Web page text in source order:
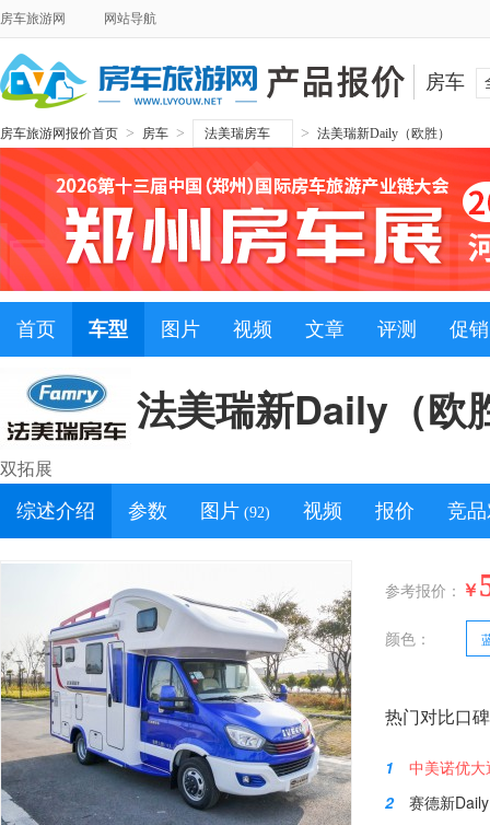
房车旅游网 网站导航
房车
房车旅游网报价首页 > 房车 > 法美瑞房车 > 法美瑞新Daily（欧胜）
首页 车型 图片 视频 文章 评测 促销
法美瑞新Daily（欧
双拓展
综述介绍 参数 图片 (92) 视频 报价 竞
参考报价： ￥
颜色：
热门对比口
1
中美诺优
2
赛德新Daily